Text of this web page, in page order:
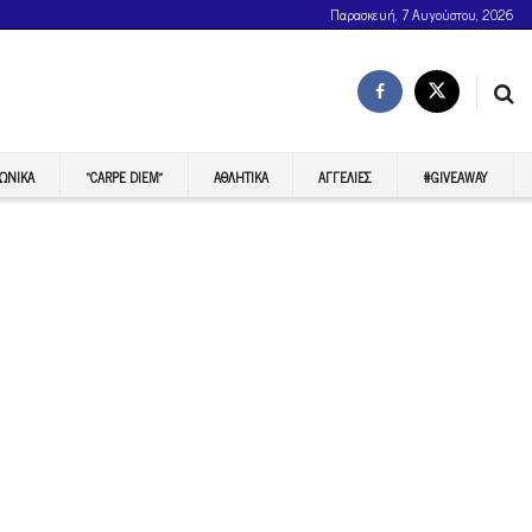
Παρασκευή, 7 Αυγούστου, 2026
“CARPE DIEM” ΑΘΛΗΤΙΚΆ ΑΓΓΕΛΊΕΣ #GIVEAWAY